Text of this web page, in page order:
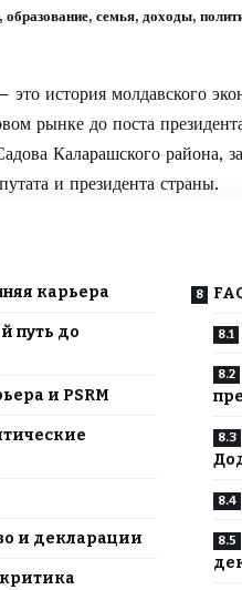
семья, доходы,
это история молдавского
рынке до поста
Каларашского района,
и президента страны.
карьера
путь до
и PSRM
и декларации